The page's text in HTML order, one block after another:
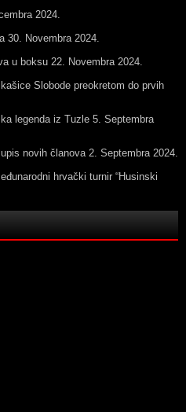
2024.
30. Novembra 2024.
u boksu 22. Novembra 2024.
Slobode preokretom do prvih
legenda iz Tuzle 5. Septembra
novih članova 2. Septembra 2024.
hrvački turnir “Husinski